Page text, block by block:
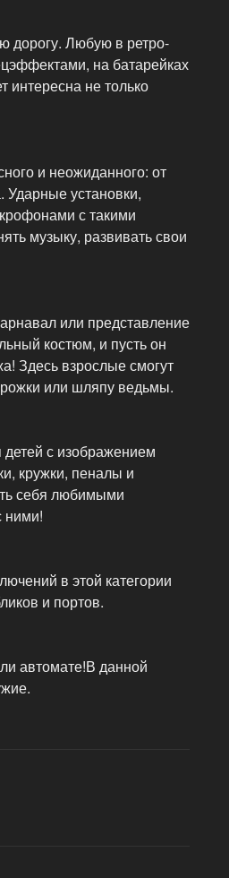
дорогу. Любую в ретро-
на батарейках
интересна не только
и неожиданного: от
Ударные установки,
с такими
музыку, развивать свои
или представление
костюм, и пусть он
Здесь взрослые смогут
или шляпу ведьмы.
с изображением
кружки, пеналы и
себя любимыми
ними!
в этой категории
и портов.
автомате!В данной